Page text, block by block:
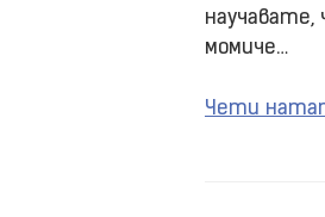
научавате,
момиче…
Чети